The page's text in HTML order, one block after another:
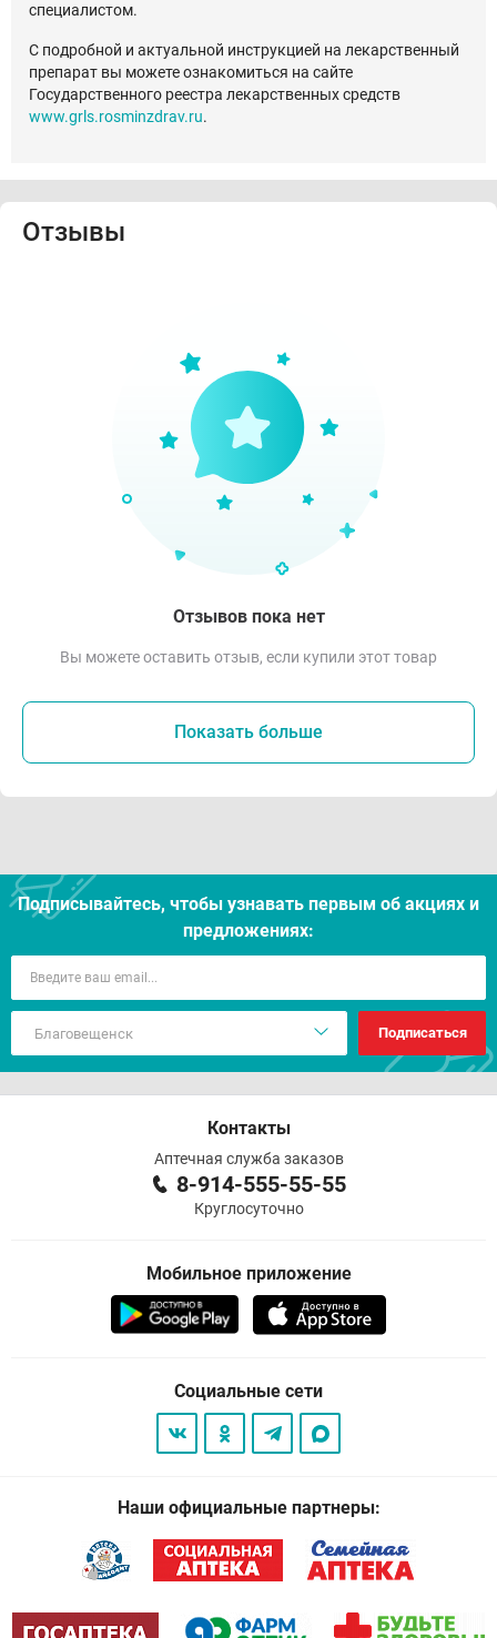
специалистом.
С подробной и актуальной инструкцией на лекарственный
препарат вы можете ознакомиться на сайте
Государственного реестра лекарственных средств
www.grls.rosminzdrav.ru.
Отзывы
Отзывов пока нет
Вы можете оставить отзыв, если купили этот товар
Показать больше
Подписывайтесь, чтобы узнавать первым об акцияx и
предложениях:
Подписаться
Контакты
Аптечная служба заказов
8-914-555-55-55
Круглосуточно
Мобильное приложение
Социальные сети
Наши официальные партнеры: